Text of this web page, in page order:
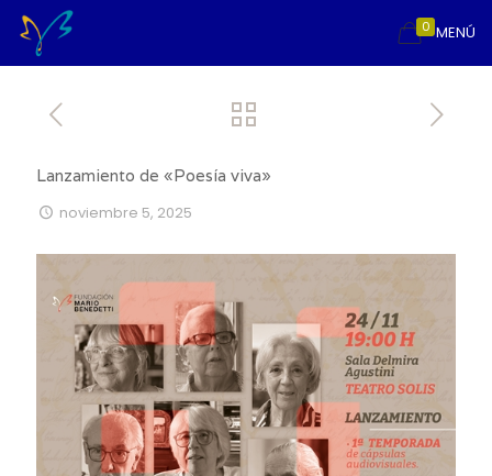
MENÚ
0
Lanzamiento de «Poesía viva»
noviembre 5, 2025